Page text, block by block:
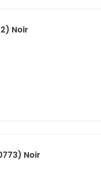
Noir
Noir